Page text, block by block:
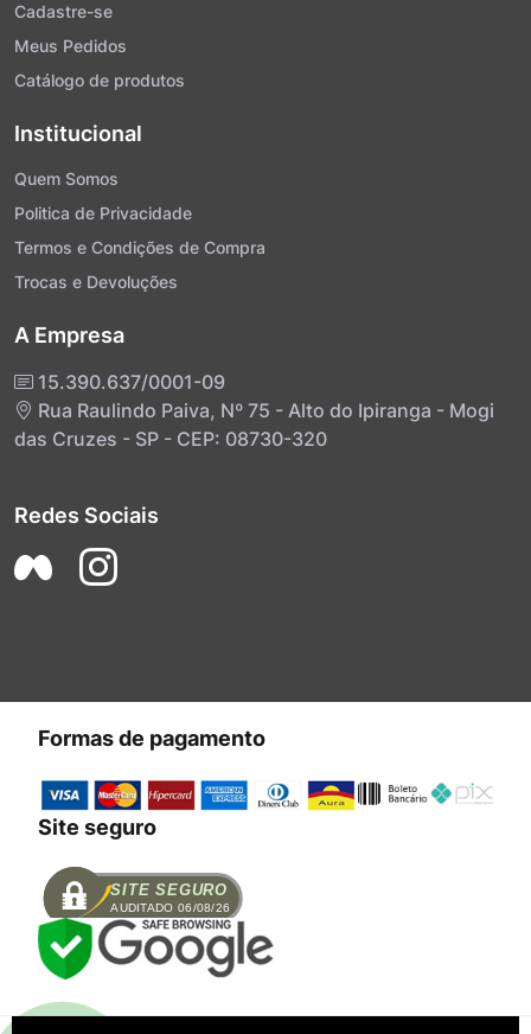
Cadastre-se
Meus Pedidos
Catálogo de produtos
Institucional
Quem Somos
Politica de Privacidade
Termos e Condições de Compra
Trocas e Devoluções
A Empresa
15.390.637/0001-09
Rua Raulindo Paiva, Nº 75 - Alto do Ipiranga - Mogi
das Cruzes - SP - CEP: 08730-320
Redes Sociais
Formas de pagamento
Site seguro
SITE SEGURO
AUDITADO 06/08/26